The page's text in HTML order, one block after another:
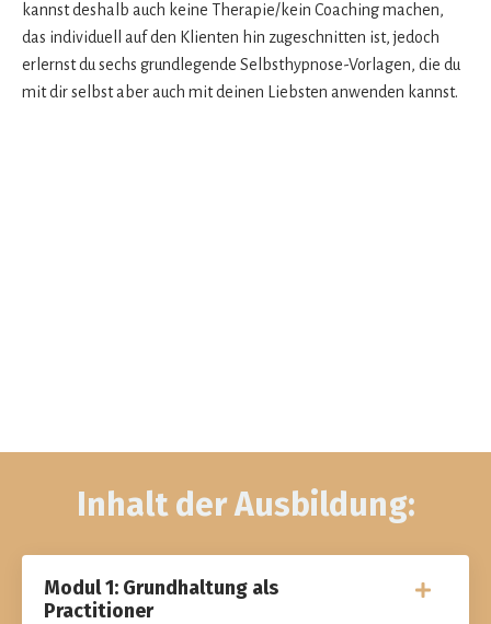
kannst deshalb auch keine Therapie/kein Coaching machen,
das individuell auf den Klienten hin zugeschnitten ist, jedoch
erlernst du sechs grundlegende Selbsthypnose-Vorlagen, die du
mit dir selbst aber auch mit deinen Liebsten anwenden kannst.
Inhalt der Ausbildung:
Modul 1: Grundhaltung als
Practitioner